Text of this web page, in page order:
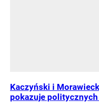
Kaczyński i
pokazuje